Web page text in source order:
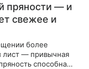
пряности — и
свежее и
более
лист — привычная
способна